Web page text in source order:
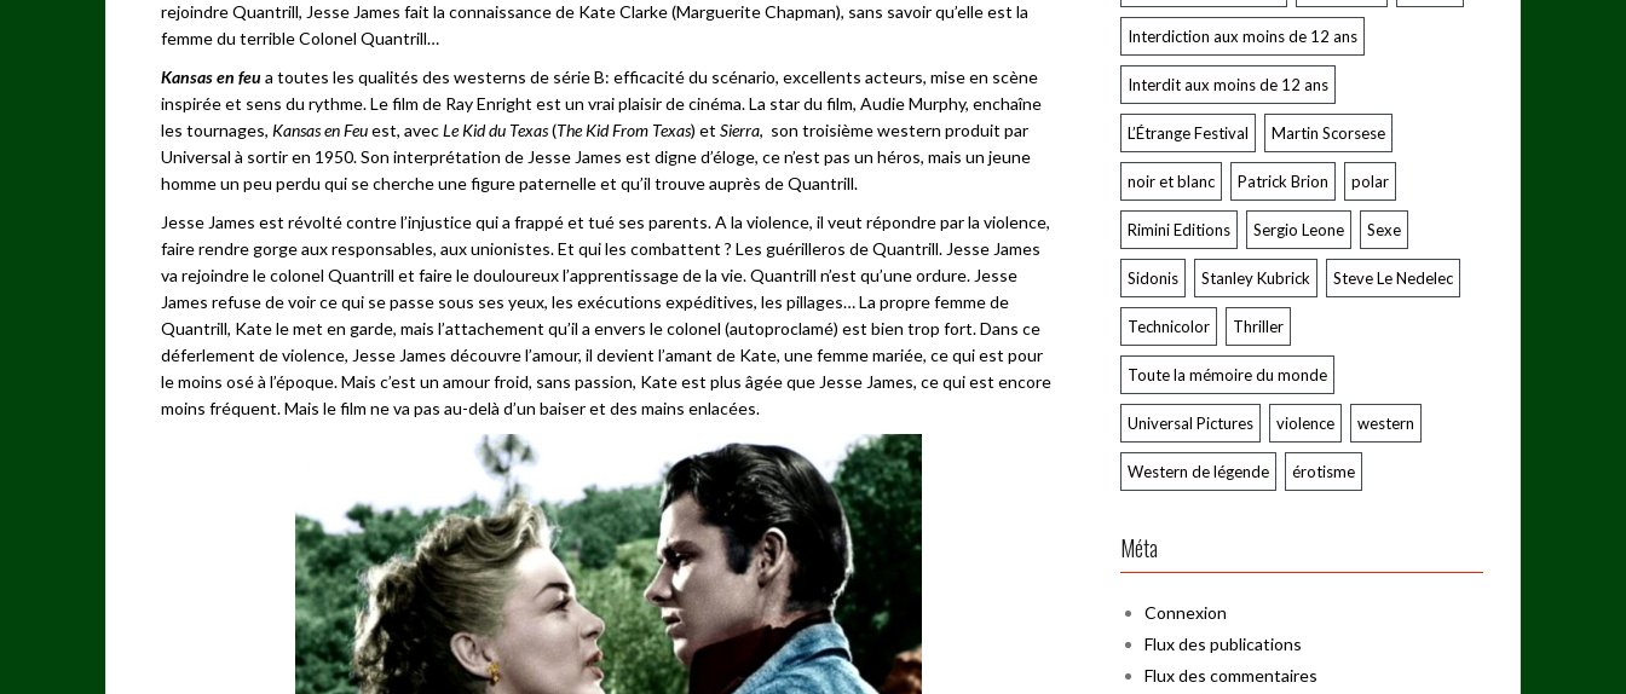
rejoindre Quantrill, Jesse James fait la connaissance de Kate Clarke (Marguerite Chapman), sans savoir qu’elle est la
femme du terrible Colonel Quantrill…
Kansas en feua toutes les qualités des westerns de série B: efficacité du scénario, excellents acteurs, mise en scène
inspirée et sens du rythme. Le film de Ray Enright est un vrai plaisir de cinéma. La star du film, Audie Murphy, enchaîne
les tournages, Kansas en Feuest, avecLe Kid du Texas(The Kid From Texas) et Sierra, son troisième western produit par
Universal à sortir en 1950. Son interprétation de Jesse James est digne d’éloge, ce n’est pas un héros, mais un jeune
homme un peu perdu qui se cherche une figure paternelle et qu’il trouve auprès de Quantrill.
Jesse James est révolté contre l’injustice qui a frappé et tué ses parents. A la violence, il veut répondre par la violence,
faire rendre gorge aux responsables, aux unionistes. Et qui les combattent ? Les guérilleros de Quantrill. Jesse James
va rejoindre le colonel Quantrill et faire le douloureux l’apprentissage de la vie. Quantrill n’est qu’une ordure. Jesse
James refuse de voir ce qui se passe sous ses yeux, les exécutions expéditives, les pillages… La propre femme de
Quantrill, Kate le met en garde, mais l’attachement qu’il a envers le colonel (autoproclamé) est bien trop fort. Dans ce
déferlement de violence, Jesse James découvre l’amour, il devient l’amant de Kate, une femme mariée, ce qui est pour
le moins osé à l’époque. Mais c’est un amour froid, sans passion, Kate est plus âgée que Jesse James, ce qui est encore
moins fréquent. Mais le film ne va pas au-delà d’un baiser et des mains enlacées.
Interdiction aux moins de 12 ans
Interdit aux moins de 12 ans
L’Étrange Festival Martin Scorsese
noir et blanc Patrick Brion polar
Rimini Editions Sergio Leone Sexe
Sidonis Stanley Kubrick Steve Le Nedelec
Technicolor Thriller
Toute la mémoire du monde
Universal Pictures violence western
Western de légende érotisme
Méta
Connexion
Flux des publications
Flux des commentaires